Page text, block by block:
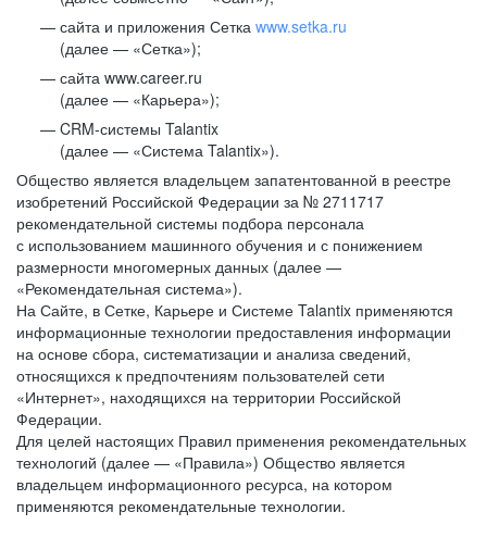
сайта и приложения Сетка www.setka.ru
(далее — «Сетка»);
сайта www.career.ru
(далее — «Карьера»);
CRM-системы Talantix
(далее — «Система Talantix»).
Общество является владельцем запатентованной в реестре
изобретений Российской Федерации за № 2711717
рекомендательной системы подбора персонала
с использованием машинного обучения и с понижением
размерности многомерных данных (далее —
«Рекомендательная система»).
На Сайте, в Сетке, Карьере и Системе Talantix применяются
информационные технологии предоставления информации
на основе сбора, систематизации и анализа сведений,
относящихся к предпочтениям пользователей сети
«Интернет», находящихся на территории Российской
Федерации.
Для целей настоящих Правил применения рекомендательных
технологий (далее — «Правила») Общество является
владельцем информационного ресурса, на котором
применяются рекомендательные технологии.